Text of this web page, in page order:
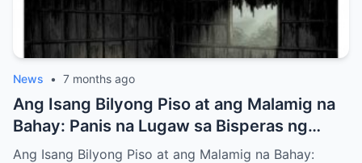
News • 7 months ago
Ang Isang Bilyong Piso at ang Malamig na
Bahay: Panis na Lugaw sa Bisperas ng
Bagong Taon
Ang Isang Bilyong Piso at ang Malamig na Bahay: